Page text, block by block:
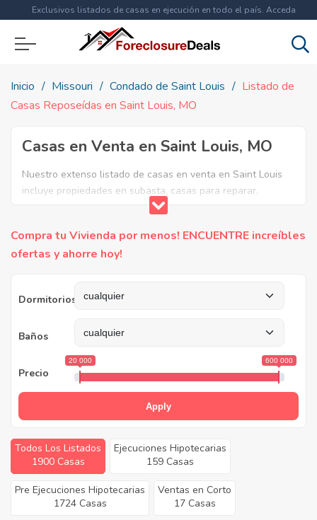
Exclusivos listados de casas en ejecución en todo el país. Acceda
ahora a
Inicio Missouri Condado de Saint Louis
Listado de
Casas Reposeídas en Saint Louis, MO
Casas en Venta en Saint Louis, MO
Nuestro extenso listado de casas en venta en Saint Louis
incluye propiedades en subasta, casas para reparar,
apartamentos reposeidos por el banco, ejecuciones
lo que necesita y aproveche estas increibles ofertas en
Bienes Raíces en Saint Louis, Missouri.
Compra tu Vivienda por menos! ENCUENTRE increíbles
ofertas y ahorre hoy!
Dormitorios
Baños
Precio
20 000 600 000
Apply
Todos Los Listados
1900 Casas
Ejecuciones Hipotecarias
159 Casas
Pre Ejecuciones Hipotecarias
1724 Casas
Ventas en Corto
17 Casas